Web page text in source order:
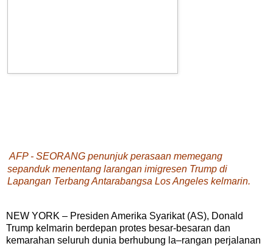
AFP - SEORANG penunjuk perasaan memegang
sepanduk menentang larangan imigresen Trump di
Lapangan Terbang Antarabangsa Los Angeles kelmarin.
NEW YORK – Presiden Amerika Syarikat (AS), Donald
Trump kelmarin berdepan protes besar-besaran dan
kemarahan seluruh dunia berhubung la–rangan perjalanan